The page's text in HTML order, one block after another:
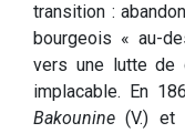
transition :
bourgeois « au-
vers une lutte de
implacable. En
Bakounine (V.) et